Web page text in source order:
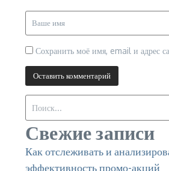
Сохранить моё имя, email и адрес
Искать:
Свежие записи
Как отслеживать и
эффективность промо-акций